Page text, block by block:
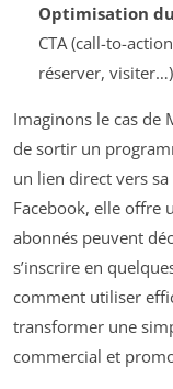
Optimisation
CTA (call-to-
réserver,
Imaginons le cas de
de sortir un
un lien direct vers
Facebook, elle offre
abonnés peuvent
s’inscrire en
comment utiliser
transformer une
commercial et